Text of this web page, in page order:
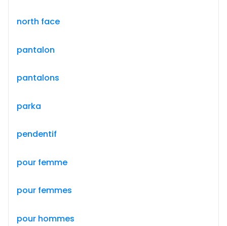
north face
pantalon
pantalons
parka
pendentif
pour femme
pour femmes
pour hommes